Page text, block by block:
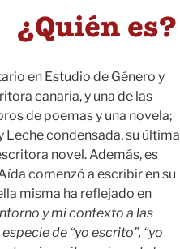
en Estudio de Género y
canaria, y una de las
de poemas y una novela;
Leche condensada, su última
novel. Además, es
comenzó a escribir en su
misma ha reflejado en
y mi contexto a las
de “yo escrito”, “yo